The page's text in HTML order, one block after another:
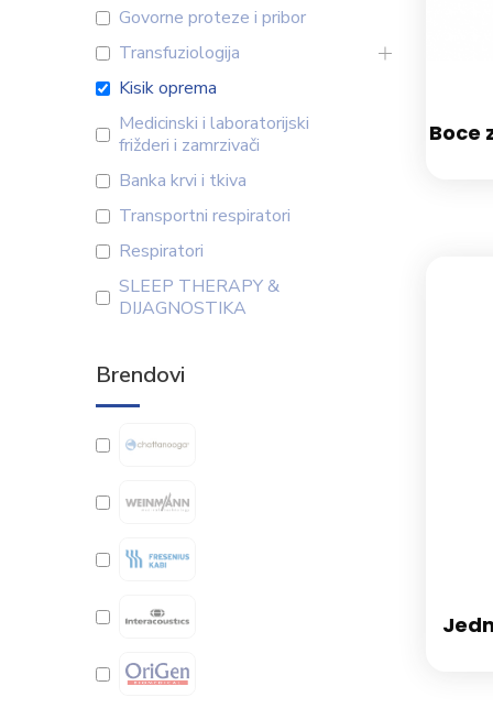
Boce
Govorne proteze i pribor
Transfuziologija
Kisik oprema
Medicinski i laboratorijski
frižderi i zamrzivači
Banka krvi i tkiva
Transportni respiratori
Respiratori
SLEEP THERAPY &
DIJAGNOSTIKA
Brendovi